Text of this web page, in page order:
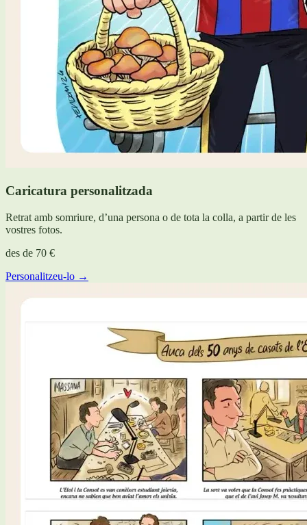
Caricatura personalitzada
Retrat amb somriure, d’una persona o de tota la colla, a partir de les
vostres fotos.
des de 70 €
Personalitzeu-lo →